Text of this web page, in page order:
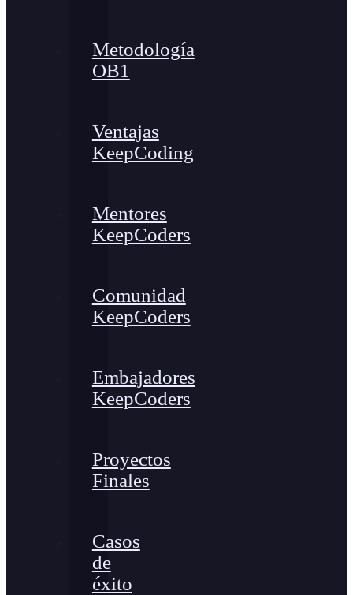
Metodología
OB1
Ventajas
KeepCoding
Mentores
KeepCoders
Comunidad
KeepCoders
Embajadores
KeepCoders
Proyectos
Finales
Casos
de
éxito